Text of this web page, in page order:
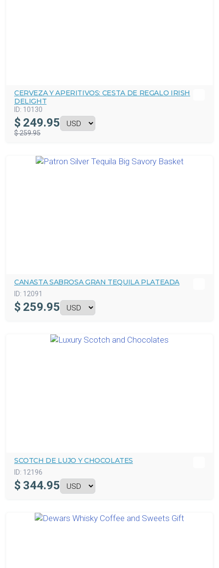
CERVEZA Y APERITIVOS: CESTA DE REGALO IRISH
DELIGHT
ID: 10130
$ 249.95
$ 259.95
CANASTA SABROSA GRAN TEQUILA PLATEADA
ID: 12091
$ 259.95
SCOTCH DE LUJO Y CHOCOLATES
ID: 12196
$ 344.95